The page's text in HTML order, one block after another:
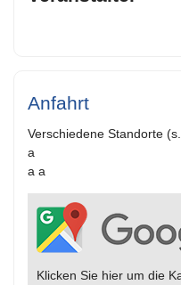
Anfahrt
Verschiedene Standorte
a
a a
Klicken Sie hier um die